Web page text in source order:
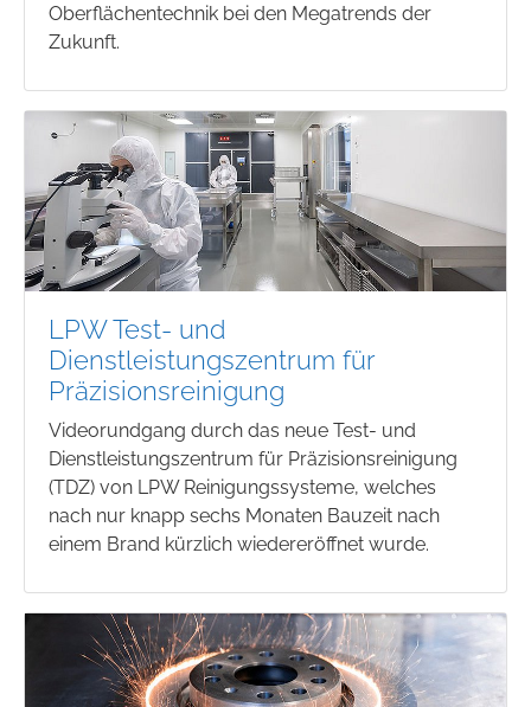
Oberflächentechnik bei den Megatrends der
Zukunft.
LPW Test- und
Dienstleistungszentrum für
Präzisionsreinigung
Videorundgang durch das neue Test- und
Dienstleistungszentrum für Präzisionsreinigung
(TDZ) von LPW Reinigungssysteme, welches
nach nur knapp sechs Monaten Bauzeit nach
einem Brand kürzlich wiedereröffnet wurde.